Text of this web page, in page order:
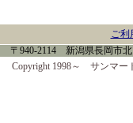
ご利
〒940-2114 新潟県長岡市北
Copyright 1998～ サンマー